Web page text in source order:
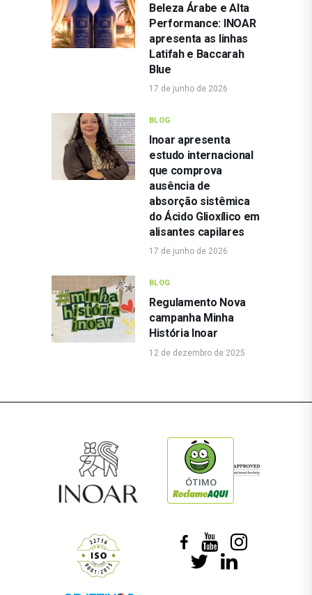
Beleza Árabe e Alta
Performance: INOAR
apresenta as linhas
Latifah e Baccarah
Blue
17 de junho de 2026
BLOG
Inoar apresenta
estudo internacional
que comprova
ausência de
absorção sistêmica
do Ácido Glioxílico em
alisantes capilares
17 de junho de 2026
BLOG
Regulamento Nova
campanha Minha
História Inoar
12 de dezembro de 2025
ÓTIMO